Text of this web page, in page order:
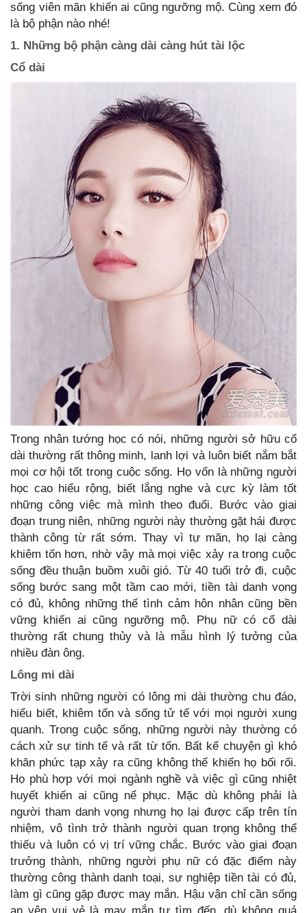
sống viên mãn khiến ai cũng ngưỡng mộ. Cùng xem đó
là bộ phận nào nhé!
1. Những bộ phận càng dài càng hút tài lộc
Cổ dài
Trong nhân tướng học có nói, những người sở hữu cổ
dài thường rất thông minh, lanh lợi và luôn biết nắm bắt
mọi cơ hội tốt trong cuộc sống. Họ vốn là những người
học cao hiểu rộng, biết lắng nghe và cực kỳ làm tốt
những công việc mà mình theo đuổi. Bước vào giai
đoạn trung niên, những người này thường gặt hái được
thành công từ rất sớm. Thay vì tự mãn, họ lại càng
khiêm tốn hơn, nhờ vậy mà mọi việc xảy ra trong cuộc
sống đều thuận buồm xuôi gió. Từ 40 tuổi trở đi, cuộc
sống bước sang một tầm cao mới, tiền tài danh vọng
có đủ, không những thế tình cảm hôn nhân cũng bền
vững khiến ai cũng ngưỡng mộ. Phụ nữ có cổ dài
thường rất chung thủy và là mẫu hình lý tưởng của
nhiều đàn ông.
Lông mi dài
Trời sinh những người có lông mi dài thường chu đáo,
hiểu biết, khiêm tốn và sống tử tế với mọi người xung
quanh. Trong cuộc sống, những người này thường có
cách xử sự tinh tế và rất từ tốn. Bất kể chuyện gì khó
khăn phức tạp xảy ra cũng không thể khiến họ bối rối.
Họ phù hợp với mọi ngành nghề và việc gì cũng nhiệt
huyết khiến ai cũng nể phục. Mặc dù không phải là
người tham danh vọng nhưng họ lại được cấp trên tín
nhiệm, vô tình trở thành người quan trọng không thể
thiếu và luôn có vị trí vững chắc. Bước vào giai đoạn
trưởng thành, những người phụ nữ có đặc điểm này
thường công thành danh toại, sự nghiệp tiền tài có đủ,
làm gì cũng gặp được may mắn. Hậu vận chỉ cần sống
an yên vui vẻ là may mắn tự tìm đến, dù không quá